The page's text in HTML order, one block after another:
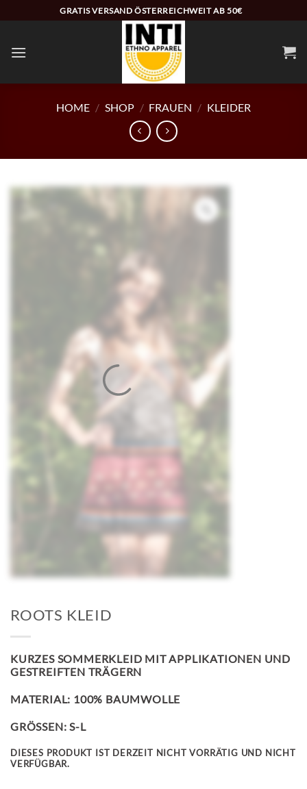
Inhalt
GRATIS VERSAND ÖSTERREICHWEIT AB 50€
HOME / SHOP / FRAUEN / KLEIDER
ROOTS KLEID
KURZES SOMMERKLEID MIT APPLIKATIONEN UND
GESTREIFTEN TRÄGERN
MATERIAL: 100% BAUMWOLLE
GRÖSSEN: S-L
DIESES PRODUKT IST DERZEIT NICHT VORRÄTIG UND NICHT
VERFÜGBAR.